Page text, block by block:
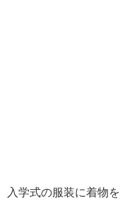
入学式の服装に着物を